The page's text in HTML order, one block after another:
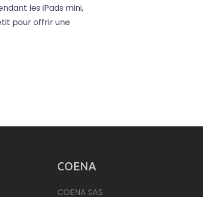
les iPads mini,
pour offrir une
COENA
COENA SAS